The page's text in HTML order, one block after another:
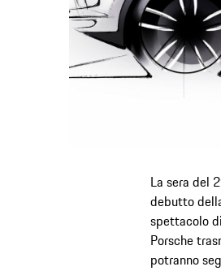
La sera del
debutto
spettacolo
Porsche
potranno